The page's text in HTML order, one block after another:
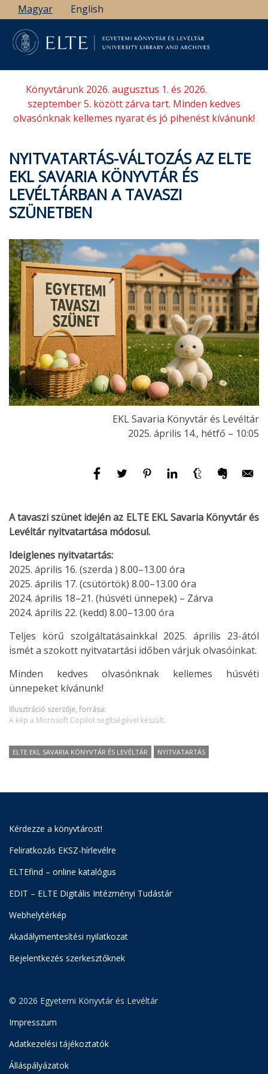
Ugrás
a
tartalomra
Magyar English
Könyvtárunk 2026. augusztus 1. és 2026.
szeptember 5. között zárva tart. Minden kedves
olvasónknak kellemes nyarat és jó pihenést kívánunk!
NYITVATARTÁS-VÁLTOZÁS AZ ELTE
EKL SAVARIA KÖNYVTÁR ÉS
LEVÉLTÁRBAN A TAVASZI
SZÜNETBEN
EKL Savaria Könyvtár és Levéltár
2025. április 14., hétfő – 10:05
A tavaszi szünet idején az ELTE EKL Savaria Könyvtár és
Levéltár nyitvatartása módosul.
Ideiglenes nyitvatartás:
2025. április 16. (szerda ) 8.00–13.00 óra
2025. április 17. (csütörtök) 8.00–13.00 óra
2024. április 18–21. (húsvéti ünnepek) – Zárva
2024. április 22. (kedd) 8.00–13.00 óra
Teljes körű szolgáltatásainkkal 2025. április 23-ától
ismét a szokott nyitvatartási időben várjuk olvasóinkat.
Minden kedves olvasónknak kellemes húsvéti
ünnepeket kívánunk!
Illusztráció szerzője, forrása:
A kép a Microsoft Copilot segítségével készült.
ELTE EKL SAVARIA KÖNYVTÁR ÉS LEVÉLTÁR NYITVATARTÁS
Kérdezze a könyvtárost!
Feliratkozás EKSZ-hírlevélre
ELTEfind – online katalógus
EDIT – ELTE Digitális Intézményi Tudástár
Webhelytérkép
Akadálymentesítési nyilatkozat
Bejelentkezés szerkesztőknek
© 2026 Egyetemi Könyvtár és Levéltár
Impresszum
Adatkezelési tájékoztatók
Álláspályázatok